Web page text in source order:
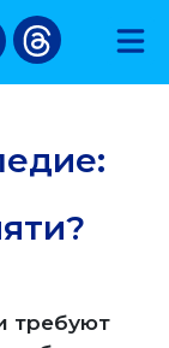
требуют